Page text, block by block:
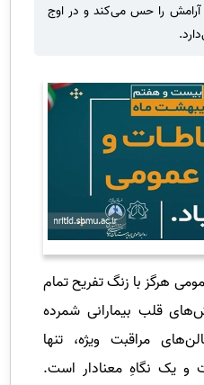
را حس می‌کند و در اوج
هرگز با زنگ تفریح تمام
قلب بیمارانی شمرده
مراقبت ویژه، تنها
و یک نگاهِ معنادار است.